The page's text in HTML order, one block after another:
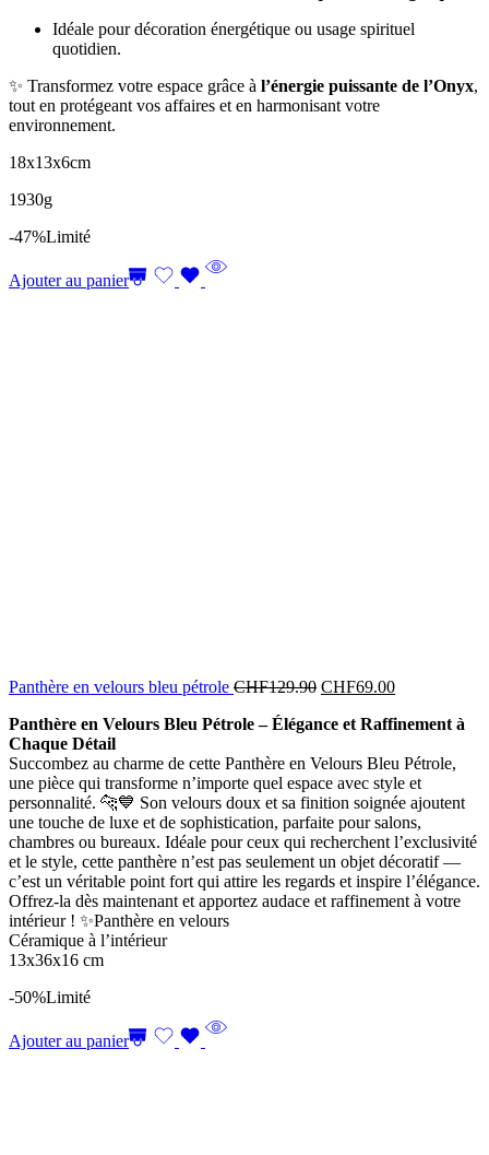
Idéale pour décoration énergétique ou usage spirituel
quotidien.
✨ Transformez votre espace grâce à l’énergie puissante de l’Onyx,
tout en protégeant vos affaires et en harmonisant votre
environnement.
18x13x6cm
1930g
-47%Limité
Ajouter au panier
Panthère en velours bleu pétrole CHF129.90 CHF69.00
Panthère en Velours Bleu Pétrole – Élégance et Raffinement à
Chaque Détail
Succombez au charme de cette Panthère en Velours Bleu Pétrole,
une pièce qui transforme n’importe quel espace avec style et
personnalité. 🐆💙 Son velours doux et sa finition soignée ajoutent
une touche de luxe et de sophistication, parfaite pour salons,
chambres ou bureaux. Idéale pour ceux qui recherchent l’exclusivité
et le style, cette panthère n’est pas seulement un objet décoratif —
c’est un véritable point fort qui attire les regards et inspire l’élégance.
Offrez-la dès maintenant et apportez audace et raffinement à votre
intérieur ! ✨Panthère en velours
Céramique à l’intérieur
13x36x16 cm
-50%Limité
Ajouter au panier